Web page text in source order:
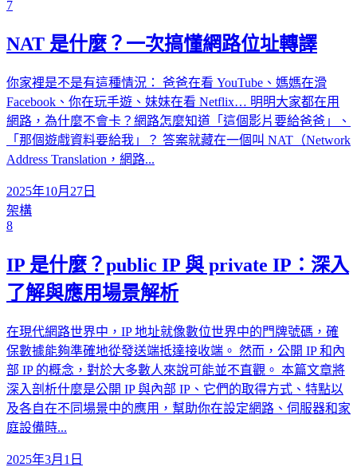
7
NAT 是什麼？一次搞懂網路位址轉譯
你家裡是不是有這種情況： 爸爸在看 YouTube、媽媽在滑
Facebook、你在玩手遊、妹妹在看 Netflix… 明明大家都在用
網路，為什麼不會卡？網路怎麼知道「這個影片要給爸爸」、
「那個遊戲資料要給我」？ 答案就藏在一個叫 NAT（Network
Address Translation，網路...
2025年10月27日
架構
8
IP 是什麼？public IP 與 private IP：深入
了解與應用場景解析
在現代網路世界中，IP 地址就像數位世界中的門牌號碼，確
保數據能夠準確地從發送端抵達接收端。 然而，公開 IP 和內
部 IP 的概念，對於大多數人來說可能並不直觀。 本篇文章將
深入剖析什麼是公開 IP 與內部 IP、它們的取得方式、特點以
及各自在不同場景中的應用，幫助你在設定網路、伺服器和家
庭設備時...
2025年3月1日